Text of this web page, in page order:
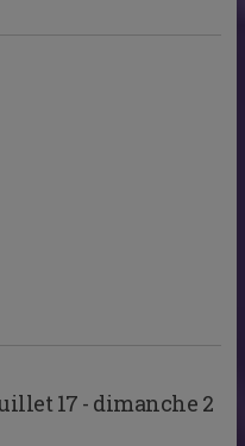
17 - dimanche 2